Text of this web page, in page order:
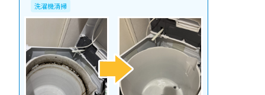
洗濯機清掃